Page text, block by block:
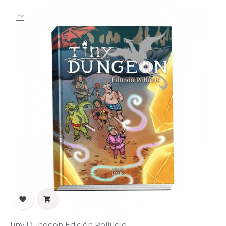
-5%
 